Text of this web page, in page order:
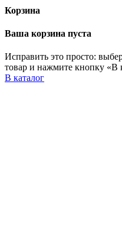
Корзина
Ваша корзина пуста
Исправить это просто:
товар и нажмите кнопку «В
В каталог